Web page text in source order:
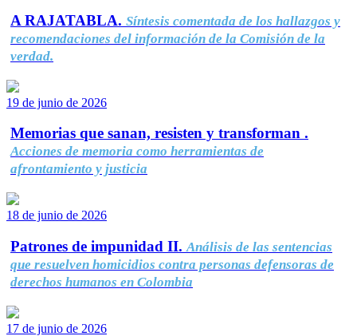
A RAJATABLA. Síntesis comentada de los hallazgos y
recomendaciones del información de la Comisión de la
verdad.
19 de junio de 2026
Memorias que sanan, resisten y transforman .
Acciones de memoria como herramientas de
afrontamiento y justicia
18 de junio de 2026
Patrones de impunidad II. Análisis de las sentencias
que resuelven homicidios contra personas defensoras de
derechos humanos en Colombia
17 de junio de 2026